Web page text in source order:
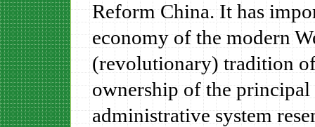
Reform China. It has
economy of the modern
(revolutionary) tradition
ownership of the
administrative system